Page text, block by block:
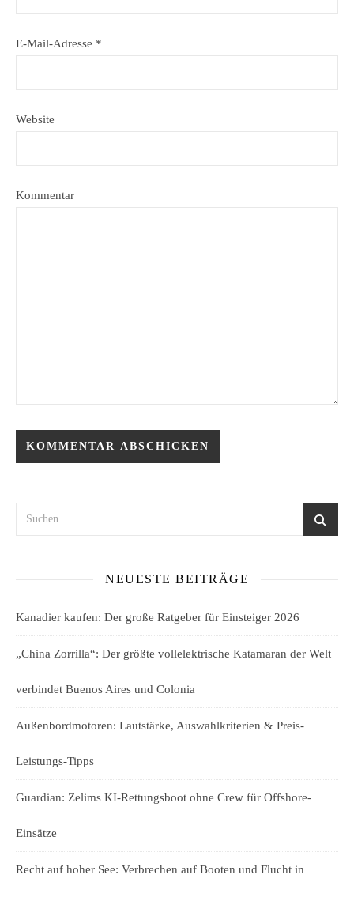
E-Mail-Adresse *
Website
Kommentar
NEUESTE BEITRÄGE
Kanadier kaufen: Der große Ratgeber für Einsteiger 2026
„China Zorrilla“: Der größte vollelektrische Katamaran der Welt
verbindet Buenos Aires und Colonia
Außenbordmotoren: Lautstärke, Auswahlkriterien & Preis-
Leistungs-Tipps
Guardian: Zelims KI-Rettungsboot ohne Crew für Offshore-
Einsätze
Recht auf hoher See: Verbrechen auf Booten und Flucht in